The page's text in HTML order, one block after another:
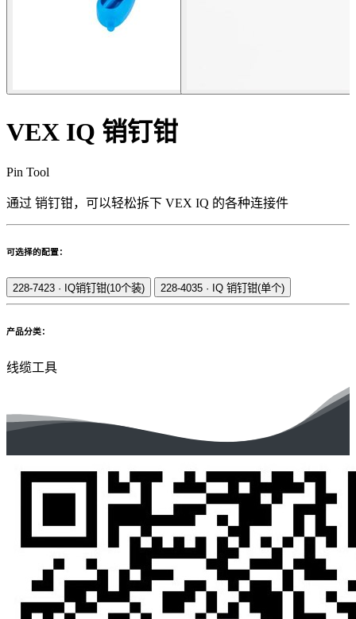
VEX IQ 销钉钳
Pin Tool
通过 销钉钳，可以轻松拆下 VEX IQ 的各种连接件
可选择的配置：
228-7423 · IQ销钉钳(10个装) 228-4035 · IQ 销钉钳(单个)
产品分类：
线缆工具